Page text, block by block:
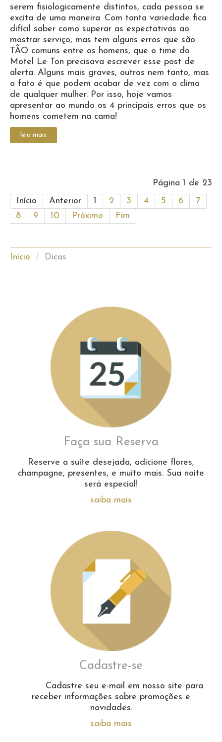
serem fisiologicamente distintos, cada pessoa se
excita de uma maneira. Com tanta variedade fica
difícil saber como superar as expectativas ao
mostrar serviço, mas tem alguns erros que são
TÃO comuns entre os homens, que o time do
Motel Le Ton precisava escrever esse post de
alerta. Alguns mais graves, outros nem tanto, mas
o fato é que podem acabar de vez com o clima
de qualquer mulher. Por isso, hoje vamos
apresentar ao mundo os 4 principais erros que os
homens cometem na cama!
leia mais
Página 1 de 23
Início
Anterior 1 2 3 4 5 6
7
8
9 10 Próximo Fim
Início / Dicas
Faça sua Reserva
Reserve a suíte desejada, adicione flores,
champagne, presentes, e muito mais. Sua noite
será especial!
saiba mais
Cadastre-se
Cadastre seu e-mail em nosso site para
receber informações sobre promoções e
novidades.
saiba mais